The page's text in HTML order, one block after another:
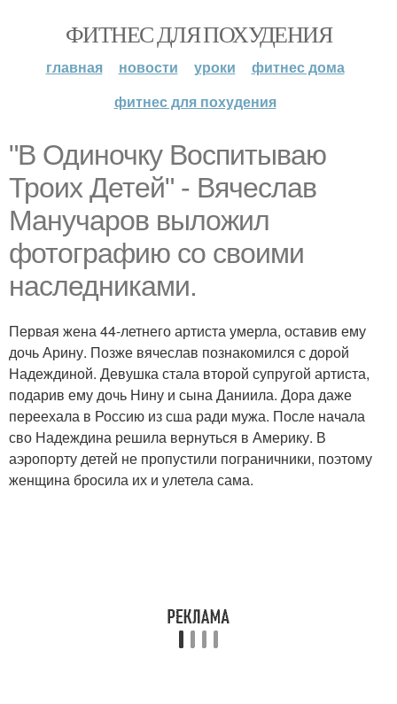
ФИТНЕС ДЛЯ ПОХУДЕНИЯ
главная новости уроки
фитнес дома
фитнес для похудения
"В Одиночку Воспитываю
Троих Детей" - Вячеслав
Манучаров выложил
фотографию со своими
наследниками.
Первая жена 44-летнего артиста умерла, оставив ему
дочь Арину. Позже вячеслав познакомился с дорой
Надеждиной. Девушка стала второй супругой артиста,
подарив ему дочь Нину и сына Даниила. Дора даже
переехала в Россию из сша ради мужа. После начала
сво Надеждина решила вернуться в Америку. В
аэропорту детей не пропустили пограничники, поэтому
женщина бросила их и улетела сама.